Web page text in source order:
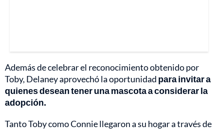
Además de celebrar el reconocimiento obtenido por
Toby, Delaney aprovechó la oportunidad para invitar a
quienes desean tener una mascota a considerar la
adopción.
Tanto Toby como Connie llegaron a su hogar a través de